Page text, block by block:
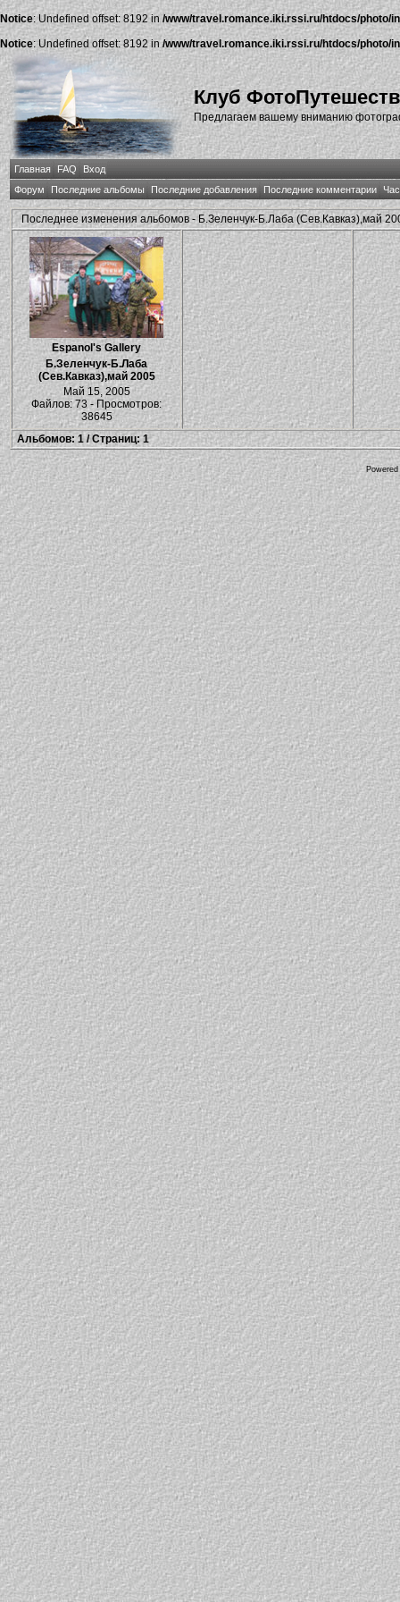
Notice: Undefined offset: 8192 in /www/travel.romance.iki.rssi.ru/htdocs/photo/
Notice: Undefined offset: 8192 in/www/travel.romance.iki.rssi.ru/htdocs/photo/
Клуб
Предлагаем вашему вниманию
Главная FAQ
Вход
Форум
Последние альбомы Последние добавления Последние комментарии
Последнее изменения альбомов - Б.Зеленчук-Б.Лаба (Сев.Кавказ),май
Espanol's Gallery
Б.Зеленчук-Б.Лаба
(Сев.Кавказ),май 2005
Май 15, 2005
Файлов: 73 - Просмотров:
38645
Альбомов: 1 / Страниц: 1